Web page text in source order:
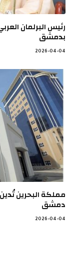
رئيس البرلمان
بدمشق
2026-04-04
مملكة البحرين
دمشق
2026-04-04